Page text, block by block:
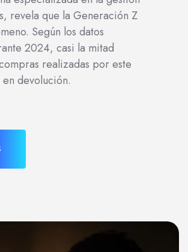
revela que la Generación Z
Según los datos
2024, casi la mitad
realizadas por este
devolución.